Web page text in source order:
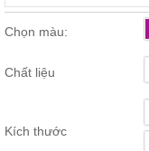
Nội
Thất
Ăn
ăn,
Chọn màu:
Chất liệu
Kích thước